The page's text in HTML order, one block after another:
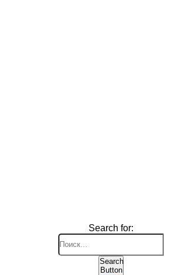
Search for:
Search
Button